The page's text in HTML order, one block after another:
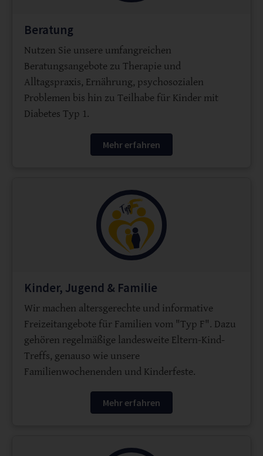
Beratung
Nutzen Sie unsere umfangreichen
Beratungsangebote zu Therapie und
Alltagspraxis, Ernährung, psychosozialen
Problemen bis hin zu Teilhabe für Kinder mit
Diabetes Typ 1.
Mehr erfahren
Kinder, Jugend & Familie
Wir machen altersgerechte und informative
Freizeitangebote für Familien vom "Typ F". Dazu
gehören regelmäßige landesweite Eltern-Kind-
Treffs, genauso wie unsere
Familienwochenenden und Kinderfeste.
Mehr erfahren